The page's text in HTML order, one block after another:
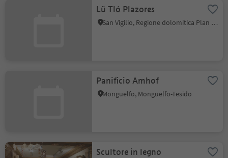
Lü Tló Plazores
San Vigilio, Regione dolomitica Plan de Corones
Panificio Amhof
Monguelfo, Monguelfo-Tesido
Scultore in legno